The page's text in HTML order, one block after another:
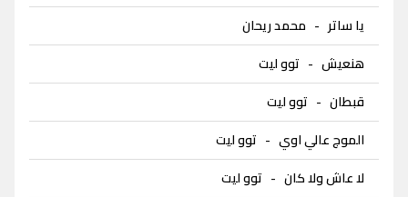
يا ساتر - محمد ريحان
هنعيش - توو ليت
قبطان - توو ليت
الموج عالي اوي - توو ليت
لا عاش ولا كان - توو ليت